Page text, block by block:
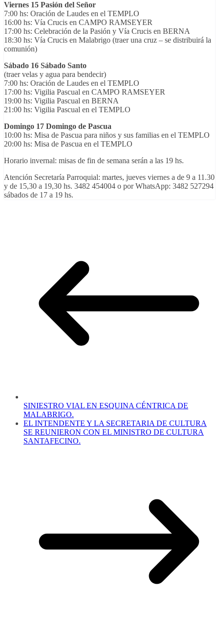
Viernes 15 Pasión del Señor
7:00 hs: Oración de Laudes en el TEMPLO
16:00 hs: Vía Crucis en CAMPO RAMSEYER
17:00 hs: Celebración de la Pasión y Vía Crucis en BERNA
18:30 hs: Vía Crucis en Malabrigo (traer una cruz – se distribuirá la
comunión)
Sábado 16 Sábado Santo
(traer velas y agua para bendecir)
7:00 hs: Oración de Laudes en el TEMPLO
17:00 hs: Vigilia Pascual en CAMPO RAMSEYER
19:00 hs: Vigilia Pascual en BERNA
21:00 hs: Vigilia Pascual en el TEMPLO
Domingo 17 Domingo de Pascua
10:00 hs: Misa de Pascua para niños y sus familias en el TEMPLO
20:00 hs: Misa de Pascua en el TEMPLO
Horario invernal: misas de fin de semana serán a las 19 hs.
Atención Secretaría Parroquial: martes, jueves viernes a de 9 a 11.30
y de 15,30 a 19,30 hs. 3482 454004 o por WhatsApp: 3482 527294
sábados de 17 a 19 hs.
SINIESTRO VIAL EN ESQUINA CÉNTRICA DE
MALABRIGO.
EL INTENDENTE Y LA SECRETARIA DE CULTURA
SE REUNIERON CON EL MINISTRO DE CULTURA
SANTAFECINO.